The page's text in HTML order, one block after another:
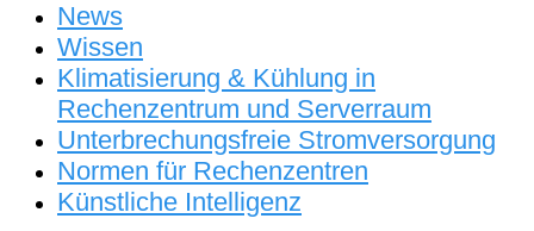
News
Wissen
Klimatisierung & Kühlung in
Rechenzentrum und Serverraum
Unterbrechungsfreie Stromversorgung
Normen für Rechenzentren
Künstliche Intelligenz